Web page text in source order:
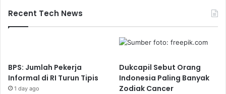
Recent Tech News
BPS: Jumlah Pekerja
Informal di RI Turun Tipis
1 day ago
Dukcapil Sebut Orang
Indonesia Paling Banyak
Zodiak Cancer